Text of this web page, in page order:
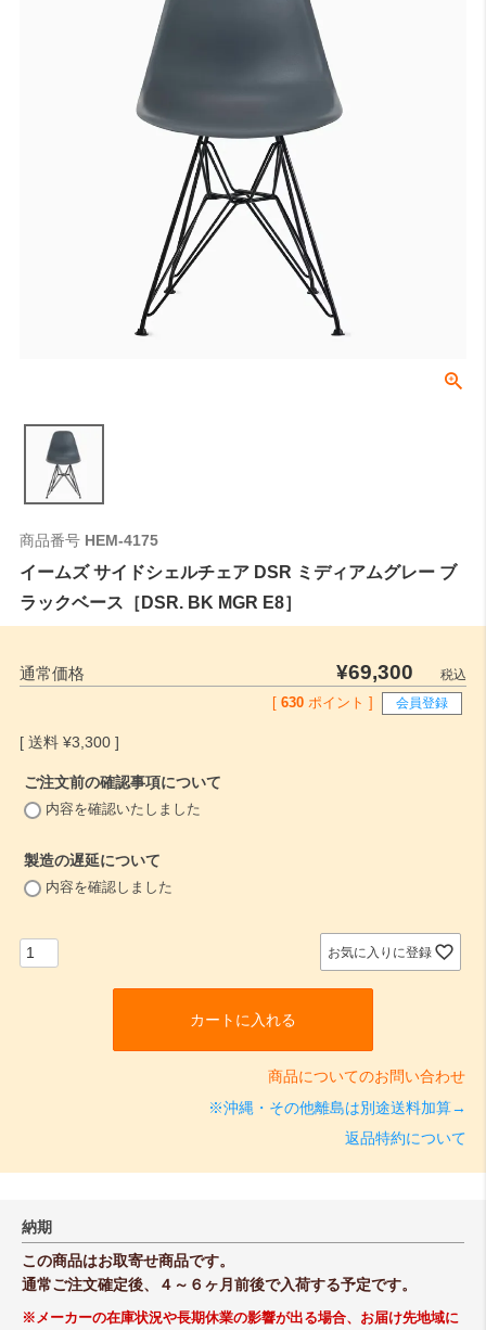
商品番号 HEM-4175
イームズ サイドシェルチェア DSR ミディアムグレー ブ
ラックベース［DSR. BK MGR E8］
通常価格 ¥69,300
税込
[ 630 ポイント ] 会員登録
¥3,300
ご注文前の確認事項について
内容を確認いたしました
製造の遅延について
(
内容を確認しました
お気に入りに登録
カートに入れる
商品についてのお問い合わせ
※沖縄・その他離島は別途送料加算→
返品特約について
納期
この商品はお取寄せ商品です。
通常ご注文確定後、４～６ヶ月前後で入荷する予定です。
※メーカーの在庫状況や長期休業の影響が出る場合、お届け先地域に